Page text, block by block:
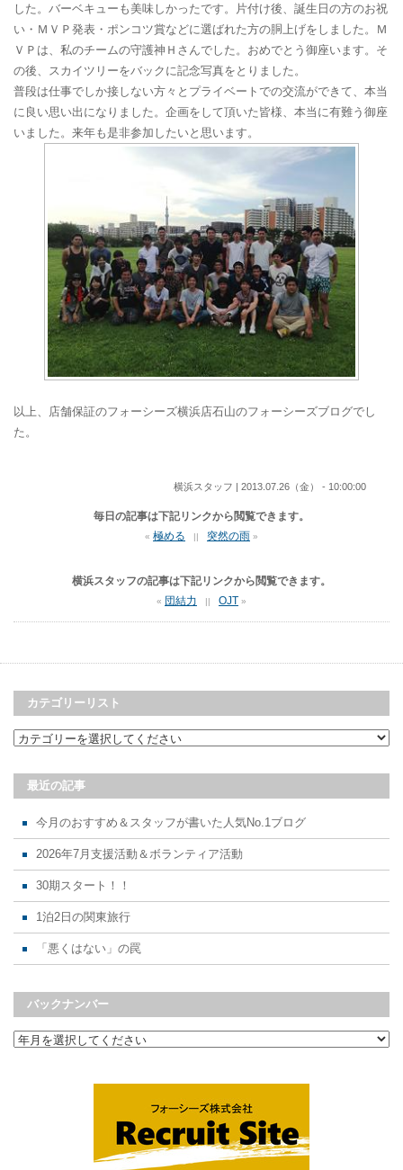
した。バーベキューも美味しかったです。片付け後、誕生日の方のお祝
い・ＭＶＰ発表・ポンコツ賞などに選ばれた方の胴上げをしました。Ｍ
ＶＰは、私のチームの守護神Ｈさんでした。おめでとう御座います。そ
の後、スカイツリーをバックに記念写真をとりました。
普段は仕事でしか接しない方々とプライベートでの交流ができて、本当
に良い思い出になりました。企画をして頂いた皆様、本当に有難う御座
いました。来年も是非参加したいと思います。
以上、店舗保証のフォーシーズ横浜店石山のフォーシーズブログでし
た。
横浜スタッフ | 2013.07.26（金） - 10:00:00
毎日の記事は下記リンクから閲覧できます。
« 極める || 突然の雨 »
横浜スタッフの記事は下記リンクから閲覧できます。
« 団結力 || OJT »
カテゴリーリスト
最近の記事
今月のおすすめ＆スタッフが書いた人気No.1ブログ
2026年7月支援活動＆ボランティア活動
30期スタート！！
1泊2日の関東旅行
「悪くはない」の罠
バックナンバー